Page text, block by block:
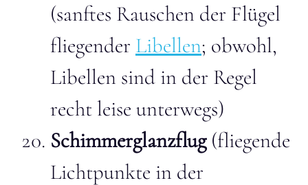
(sanftes Rauschen der Flügel
fliegender Libellen; obwohl,
Libellen sind in der Regel
recht leise unterwegs)
Schimmerglanzflug(fliegende
Lichtpunkte in der